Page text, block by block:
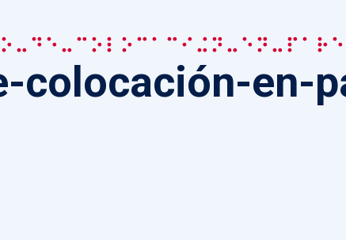
de-colocación-en-
colocación-en-